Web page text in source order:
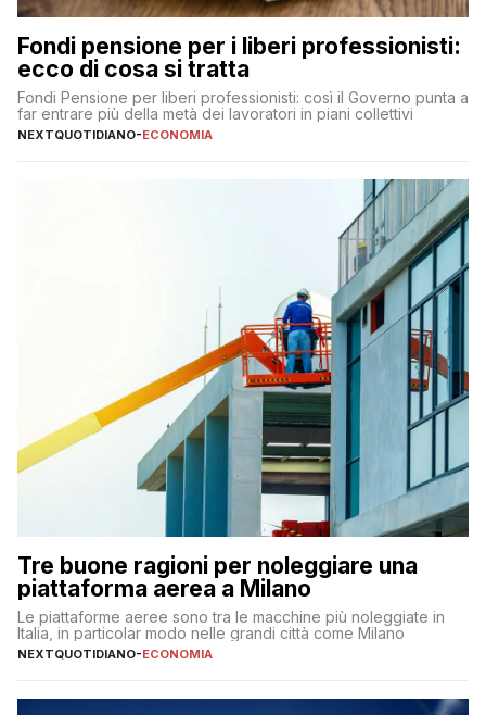
Fondi pensione per i liberi professionisti:
ecco di cosa si tratta
Fondi Pensione per liberi professionisti: così il Governo punta a
far entrare più della metà dei lavoratori in piani collettivi
NEXTQUOTIDIANO-ECONOMIA
Tre buone ragioni per noleggiare una
piattaforma aerea a Milano
Le piattaforme aeree sono tra le macchine più noleggiate in
Italia, in particolar modo nelle grandi città come Milano
NEXTQUOTIDIANO-ECONOMIA